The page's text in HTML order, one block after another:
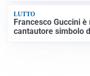
LUTTO
Francesco Guccini
cantautore simbolo